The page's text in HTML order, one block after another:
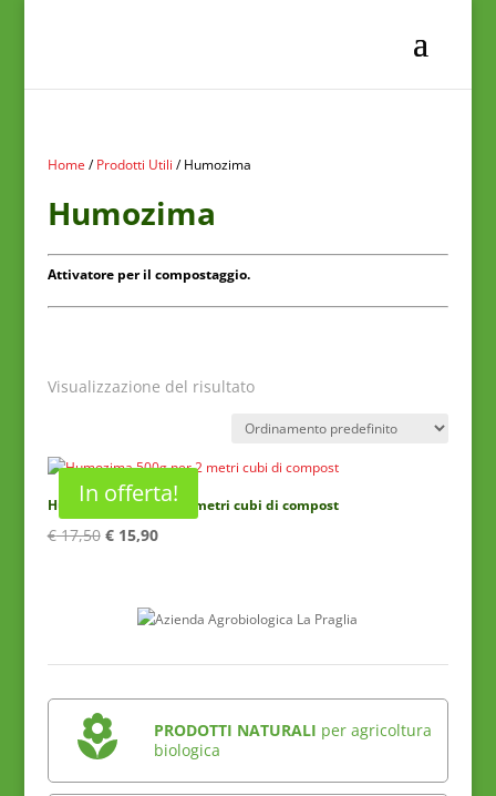
Home /Prodotti Utili / Humozima
Humozima
Attivatore per il compostaggio.
Visualizzazione del risultato
In offerta!
Humozima 500g per 2 metri cubi di compost
€17,50 Il
€15,90Il
è:
PRODOTTI NATURALI per agricoltura
biologica